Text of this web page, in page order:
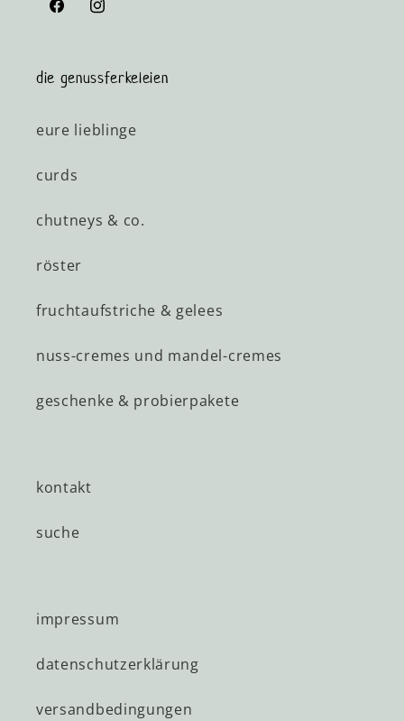
FacebookInstagram
die genussferkeleien
eure lieblinge
curds
chutneys & co.
röster
fruchtaufstriche & gelees
nuss-cremes und mandel-cremes
geschenke & probierpakete
kontakt
suche
impressum
datenschutzerklärung
versandbedingungen